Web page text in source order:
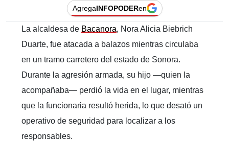
AgregaINFOPODERen
La alcaldesa de Bacanora, Nora Alicia Biebrich
Duarte, fue atacada a balazos mientras circulaba
en un tramo carretero del estado de Sonora.
Durante la agresión armada, su hijo —quien la
acompañaba— perdió la vida en el lugar, mientras
que la funcionaria resultó herida, lo que desató un
operativo de seguridad para localizar a los
responsables.